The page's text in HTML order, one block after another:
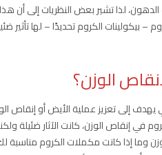
لذا تشير بعض النظريات إلى أن
– بيكولينات الكروم تحديدًا – لها
الوزن؟
إلى تعزيز عملية الأيض أو إنقاص
في إنقاص الوزن، كانت الآثار ضئيلة
وما إذا كانت مكملات الكروم مناسبة